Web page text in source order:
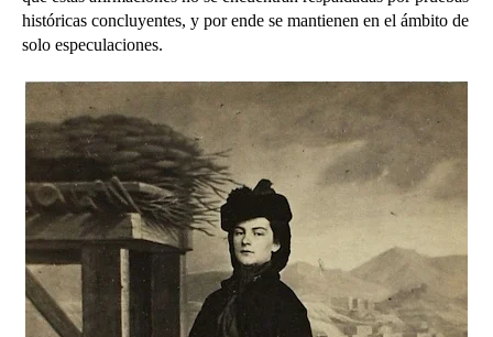
históricas concluyentes, y por ende se mantienen en el ámbito de
solo especulaciones.